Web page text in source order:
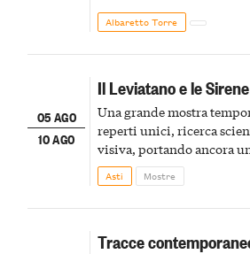
Albaretto Torre
05 AGO
10 AGO
Il Leviatano e le Sirene
Una grande mostra
reperti unici, ricerca
visiva, portando ancora
della scena le meraviglie
Asti Mostre
Tracce